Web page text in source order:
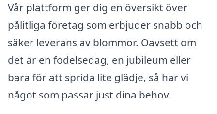
Vår plattform ger dig en översikt över
pålitliga företag som erbjuder snabb och
säker leverans av blommor. Oavsett om
det är en födelsedag, en jubileum eller
bara för att sprida lite glädje, så har vi
något som passar just dina behov.